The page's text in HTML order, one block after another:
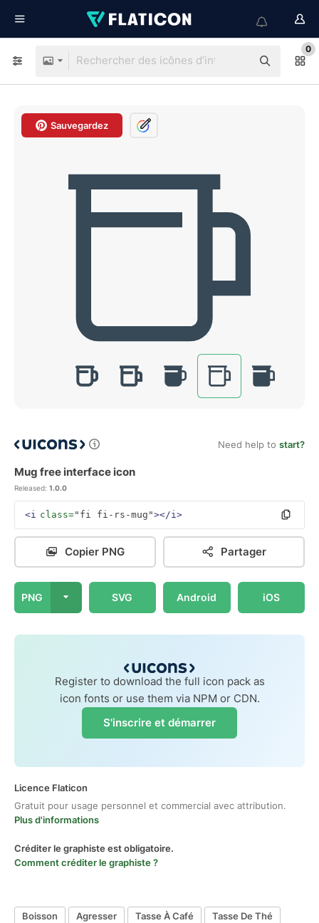
0
Sauvegardez
Need help to start?
Mug free interface icon
Released: 1.0.0
<i class="fi fi-rs-mug"></i>
Copier PNG Partager
PNG SVG Android iOS
Register to download the full icon pack as
icon fonts or use them via NPM or CDN.
S'inscrire et démarrer
Licence Flaticon
Gratuit pour usage personnel et commercial avec attribution.
Plus d'informations
Créditer le graphiste est obligatoire.
Comment créditer le graphiste ?
Boisson Agresser Tasse À Café
Tasse De Thé